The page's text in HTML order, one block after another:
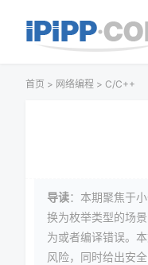
首页 > 网络编程 > C/C++
导读：本期聚焦于
换为枚举类型的场
为或者编译错误。
风险，同时给出安